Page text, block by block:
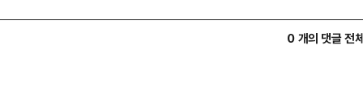
0 개의 댓글 전